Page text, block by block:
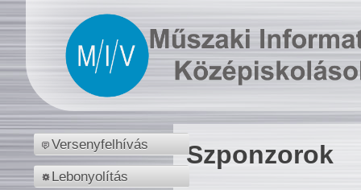
Versenyfelhívás
Lebonyolítás
Szponzorok